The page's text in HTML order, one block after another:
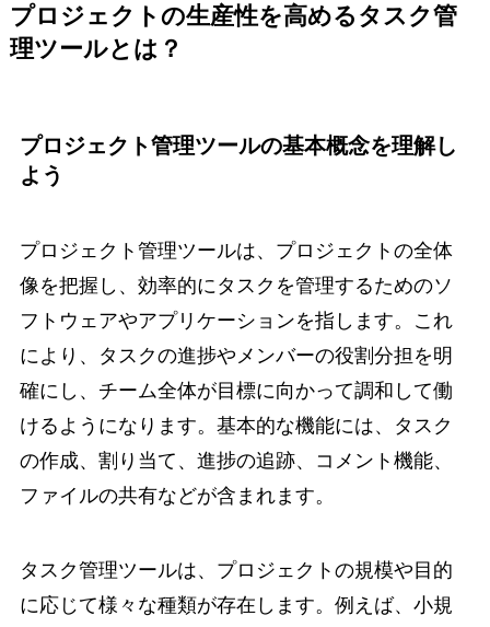
プロジェクトの生産性を高めるタスク管
理ツールとは？
プロジェクト管理ツールの基本概念を理解し
よう
プロジェクト管理ツールは、プロジェクトの全体
像を把握し、効率的にタスクを管理するためのソ
フトウェアやアプリケーションを指します。これ
により、タスクの進捗やメンバーの役割分担を明
確にし、チーム全体が目標に向かって調和して働
けるようになります。基本的な機能には、タスク
の作成、割り当て、進捗の追跡、コメント機能、
ファイルの共有などが含まれます。
タスク管理ツールは、プロジェクトの規模や目的
に応じて様々な種類が存在します。例えば、小規